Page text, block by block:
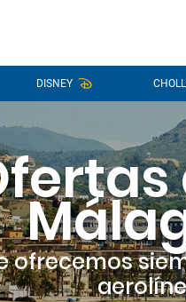
DISNEY
ofrecemos